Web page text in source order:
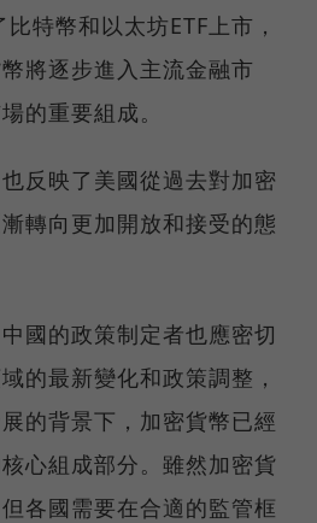
特幣和以太坊ETF上市，
將逐步進入主流金融市
的重要組成。
反映了美國從過去對加密
轉向更加開放和接受的態
國的政策制定者也應密切
的最新變化和政策調整，
的背景下，加密貨幣已經
心組成部分。雖然加密貨
各國需要在合適的監管框